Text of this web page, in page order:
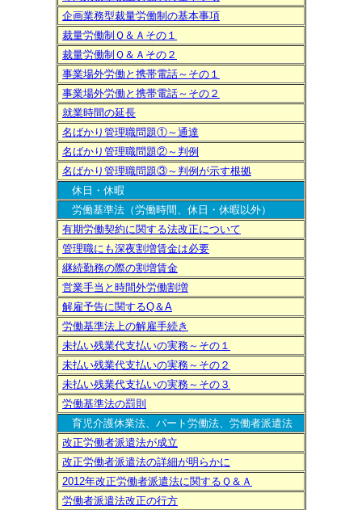
企画業務型裁量労働制の基本事項
裁量労働制Ｑ＆Ａその１
裁量労働制Ｑ＆Ａその２
事業場外労働と携帯電話～その１
事業場外労働と携帯電話～その２
就業時間の延長
名ばかり管理職問題①～通達
名ばかり管理職問題②～判例
名ばかり管理職問題③～判例が示す根拠
休日・休暇
労働基準法（労働時間、休日・休暇以外）
有期労働契約に関する法改正について
管理職にも深夜割増賃金は必要
継続勤務の際の割増賃金
営業手当と時間外労働割増
解雇予告に関するQ＆A
労働基準法上の解雇手続き
未払い残業代支払いの実務～その１
未払い残業代支払いの実務～その２
未払い残業代支払いの実務～その３
労働基準法の罰則
育児介護休業法、パート労働法、労働者派遣法
改正労働者派遣法が成立
改正労働者派遣法の詳細が明らかに
2012年改正労働者派遣法に関するＱ＆Ａ
労働者派遣法改正の行方